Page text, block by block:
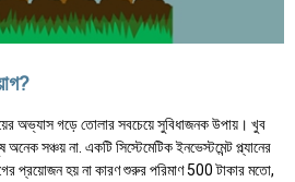
অভ্যাস গড়ে তোলার সবচেয়ে সুবিধাজনক উপায়। খুব
সঞ্চয় না. একটি সিস্টেমেটিক ইনভেস্টমেন্ট প্ল্যানের
প্রয়োজন হয় না কারণ শুরুর পরিমাণ 500 টাকার মতো,